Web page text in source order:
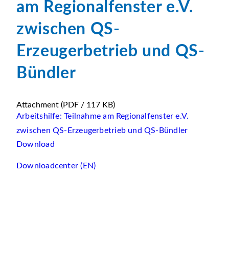
am Regionalfenster e.V.
zwischen QS-
Erzeugerbetrieb und QS-
Bündler
Attachment (PDF / 117 KB)
Arbeitshilfe: Teilnahme am Regionalfenster e.V.
zwischen QS-Erzeugerbetrieb und QS-Bündler
Download
Downloadcenter (EN)